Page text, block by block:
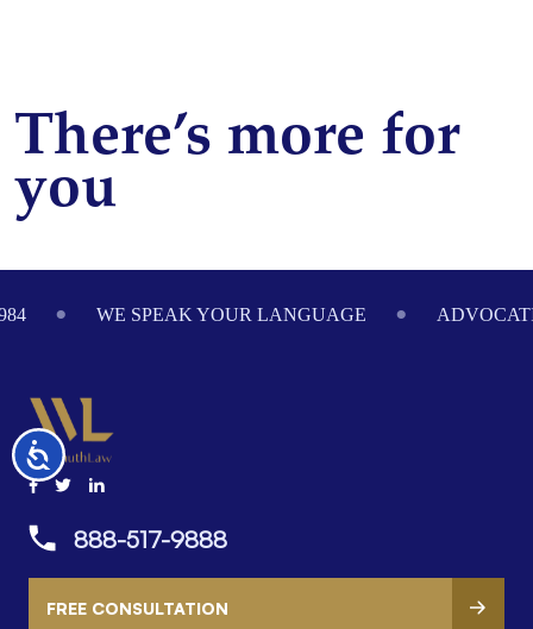
Accessibility
There’s more for
you
WE SPEAK YOUR LANGUAGE
888-517-9888
FREE CONSULTATION